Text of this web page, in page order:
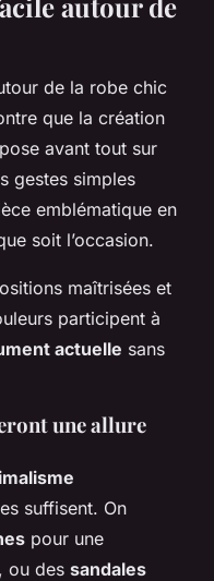
que la création
avant tout sur
gestes simples
emblématique en
soit l’occasion.
maîtrisées et
participent à
actuelle sans
une allure
suffisent. On
pour une
ou des sandales